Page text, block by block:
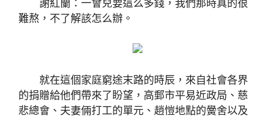
謝紅蘭：一會兒要這么多錢，我們那時真的很
難熬，不了解該怎么辦。
就在這個家庭窮途末路的時辰，來自社會各界
的捐贈給他們帶來了盼望，高郵市平易近政局、慈
悲總會、夫妻倆打工的單元、趙愷地點的黌舍以及